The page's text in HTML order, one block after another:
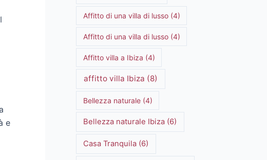
e
Affitto di una villa di lusso(4)
Affitto di una villa di lusso(4)
Affitto villa a Ibiza (4)
affitto villa Ibiza (8)
Bellezza naturale(4)
Bellezza naturale Ibiza (6)
Casa Tranquila (6)